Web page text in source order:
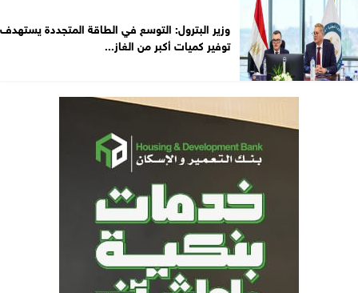
وزير البترول: التوسع في الطاقة المتجددة يستهدف
توفير كميات أكبر من الغاز...